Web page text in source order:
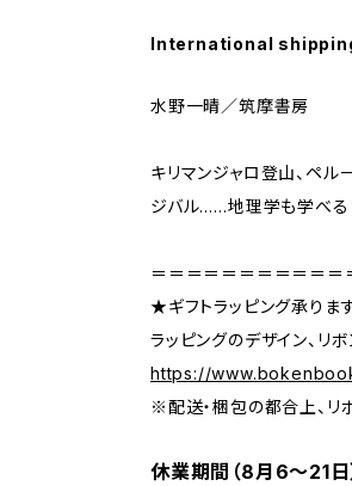
International
水野一晴／筑摩書房
キリマンジャロ登山、ペ
ジバル……地理学も学べる
＝＝＝＝＝＝＝＝＝＝＝
★ギフトラッピング承りま
ラッピングのデザイン、
https://
※配送・梱包の都合上、リ
休業期間（8月6〜21